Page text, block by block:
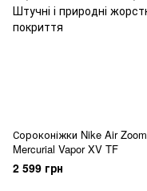
Сороконіжки Nike Air Zoom
Mercurial Vapor XV TF
2 599 грн